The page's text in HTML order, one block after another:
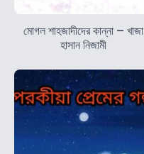
মোগল শাহজাদীদের কান্না – খাজা
হাসান নিজামী